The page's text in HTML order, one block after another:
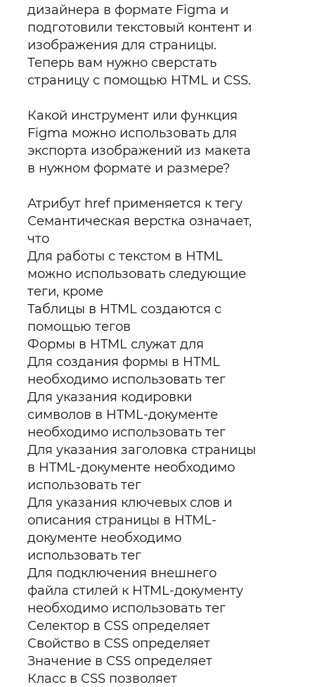
дизайнера в формате Figma и
подготовили текстовый контент и
изображения для страницы.
Теперь вам нужно сверстать
страницу с помощью HTML и CSS.
Какой инструмент или функция
Figma можно использовать для
экспорта изображений из макета
в нужном формате и размере?
Атрибут href применяется к тегу
Семантическая верстка означает,
что
Для работы с текстом в HTML
можно использовать следующие
теги, кроме
Таблицы в HTML создаются с
помощью тегов
Формы в HTML служат для
Для создания формы в HTML
необходимо использовать тег
Для указания кодировки
символов в HTML-документе
необходимо использовать тег
Для указания заголовка страницы
в HTML-документе необходимо
использовать тег
Для указания ключевых слов и
описания страницы в HTML-
документе необходимо
использовать тег
Для подключения внешнего
файла стилей к HTML-документу
необходимо использовать тег
Селектор в CSS определяет
Свойство в CSS определяет
Значение в CSS определяет
Класс в CSS позволяет